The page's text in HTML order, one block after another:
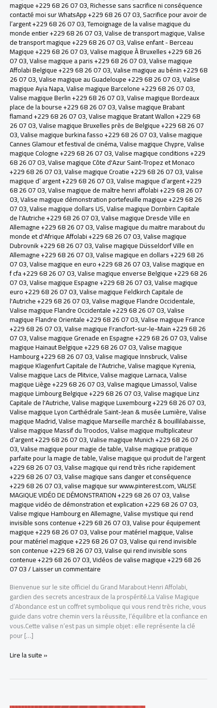
magique +229 68 26 07 03,Richesse sans sacrifice ni conséquence
contacté moi sur WhatsApp +229 68 26 07 03,Sacrifice pour avoir de
l’argent +229 68 26 07 03,Temoignage de la valise magique du
monde entier +229 68 26 07 03,Valise de transport magique,Valise
de transport magique +229 68 26 07 03,Valise enfant - Berceau
Magique +229 68 26 07 03,Valise magique À Bruxelles +229 68 26
07 03,Valise magique a paris +229 68 26 07 03,Valise magique
Affolabi Belgique +229 68 26 07 03,Valise magique au bénin +229 68
26 07 03,Valise magique au Guadeloupe +229 68 26 07 03,Valise
magique Ayia Napa,Valise magique Barcelone +229 68 26 07 03,
Valise magique Berlin +229 68 26 07 03,Valise magique Bordeaux
place de la bourse +229 68 26 07 03,Valise magique Brabant
flamand +229 68 26 07 03,Valise magique Bratant Wallon +229 68
26 07 03,Valise magique Bruxelles près de Belgique +229 68 26 07
03,Valise magique burkina fasso +229 68 26 07 03,Valise magique
Cannes Glamour et festival de cinéma,Valise magique Chypre,Valise
magique Cologne +229 68 26 07 03,Valise magique conditions +229
68 26 07 03,Valise magique Côte d'Azur Saint-Tropez et Monaco
+229 68 26 07 03,Valise magique Croatie +229 68 26 07 03,Valise
magique d’ argent +229 68 26 07 03,Valise magique d’argent +229
68 26 07 03,Valise magique de maître henri affolabi +229 68 26 07
03,Valise magique démonstration portefeuille magique +229 68 26
07 03,Valise magique dollars US,Valise magique Dornbirn Capitale
de l'Autriche +229 68 26 07 03,Valise magique Dresde Ville en
Allemagne +229 68 26 07 03,Valise magique du maitre marabout du
monde et d'Afrique Affolabi +229 68 26 07 03,Valise magique
Dubrovnik +229 68 26 07 03,Valise magique Düsseldorf Ville en
Allemagne +229 68 26 07 03,Valise magique en dollars +229 68 26
07 03,Valise magique en euro +229 68 26 07 03,Valise magique en
f cfa +229 68 26 07 03,Valise magique enverse Belgique +229 68 26
07 03,Valise magique Espagne +229 68 26 07 03,Valise magique
euro +229 68 26 07 03,Valise magique Feldkirch Capitale de
l'Autriche +229 68 26 07 03,Valise magique Flandre Occidentale,
Valise magique Flandre Occidentale +229 68 26 07 03,Valise
magique Flandre Orientale +229 68 26 07 03,Valise magique France
+229 68 26 07 03,Valise magique Francfort-sur-le-Main +229 68 26
07 03,Valise magique Grenade en Espagne +229 68 26 07 03,Valise
magique Hainaut Belgique +229 68 26 07 03,Valise magique
Hambourg +229 68 26 07 03,Valise magique Innsbruck, Valise
magique Klagenfurt Capitale de l'Autriche,Valise magique Kyrenia,
Valise magique Lacs de Plitvice,Valise magique Larnaca,Valise
magique Liège +229 68 26 07 03,Valise magique Limassol,Valise
magique Limbourg Belgique +229 68 26 07 03,Valise magique Linz
Capitale de l'Autriche,Valise magique Luxembourg +229 68 26 07 03,
Valise magique Lyon Carthédrale Saint-Jean & musée Lumière,Valise
magique Madrid,Valise magique Marseille marchéz & bouillilabaisse,
Valise magique Massif du Troodos,Valise magique multiplicateur
d’argent +229 68 26 07 03,Valise magique Munich +229 68 26 07
03,Valise magique pour magie de table,Valise magique pratique
parfaite pour la magie de table,Valise magique qui produit de l'argent
+229 68 26 07 03,Valise magique qui rend très riche rapidement
+229 68 26 07 03,Valise magique sans danger et conséquence
+229 68 26 07 03,valise magique sur www.pinterest.com,VALISE
MAGIQUE VIDÉO DE DÉMONSTRATION +229 68 26 07 03,Valise
magique vidéo de démonstration et explication +229 68 26 07 03,
Valise mgique Hambourg en Allemagne,Valise mystique qui rend
invisible sons contenue +229 68 26 07 03,Valise pour équipement
magique +229 68 26 07 03,Valise pour matériel magique,Valise
pour matériel magique +229 68 26 07 03,Valise qui rend invisible
son contenue +229 68 26 07 03,Valise qui rend invisible sons
contenue +229 68 26 07 03,Vidéos de valise magique +229 68 26
07 03/Laisser un commentaire
Bienvenue sur le site officiel du Grand Marabout Henri Affolabi,
gardien des secrets ancestraux de la prospérité.La Valise Magique
d’Abondance est un coffret symbolique qui vous rend très riche, vous
guide dans votre chemin vers la réussite, l’équilibre et la confiance en
vous.Cette valise n’est pas un simple objet : elle représente la clé
pour […]
LA
DEVENIR
Lire la suite »